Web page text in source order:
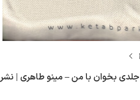
خرید کتاب مجموعه 6 جلدی بخوان با من – مینو طاهری | نشر